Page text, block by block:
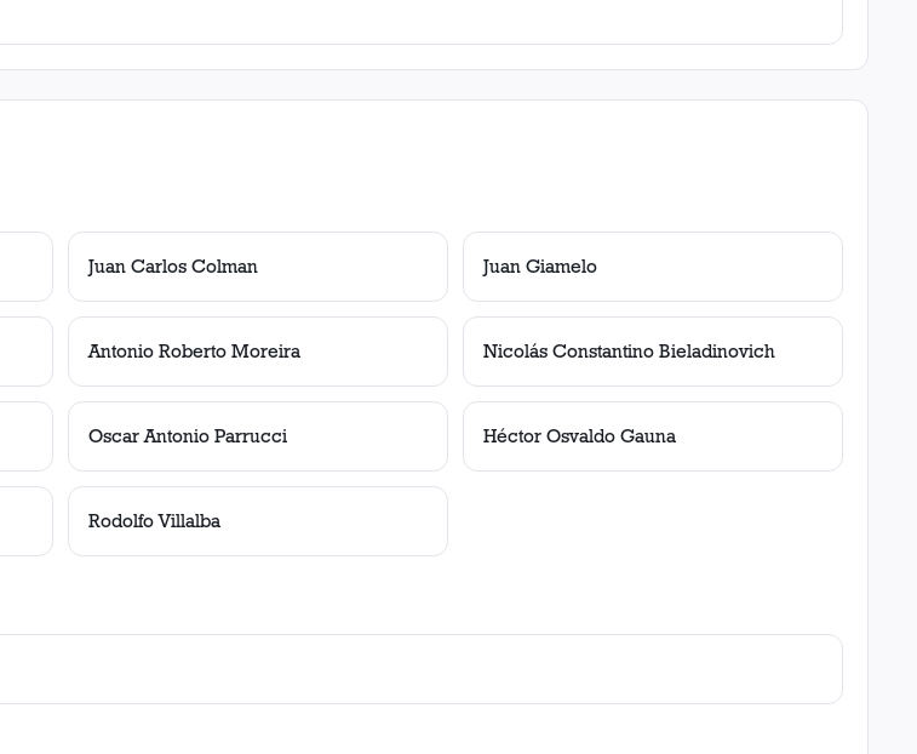
Juan Carlos Colman Juan Giamelo
Antonio Roberto Moreira Nicolás Constantino Bieladinovich
Oscar Antonio Parrucci Héctor Osvaldo Gauna
Rodolfo Villalba